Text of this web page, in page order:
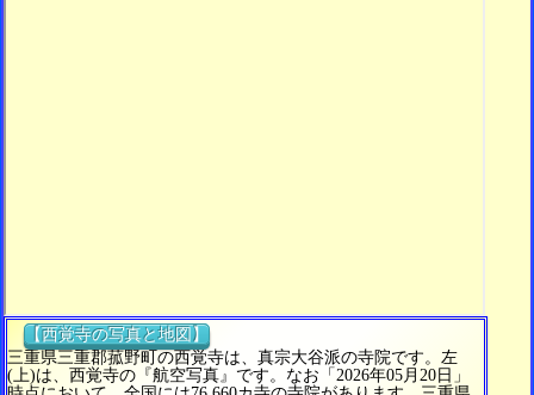
【西覚寺の写真と地図】
三重県三重郡菰野町の西覚寺は、真宗大谷派の寺院です。左
(上)は、西覚寺の『航空写真』です。なお「2026年05月20日」